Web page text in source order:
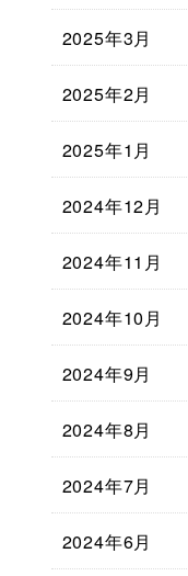
2025年3月
2025年2月
2025年1月
2024年12月
2024年11月
2024年10月
2024年9月
2024年8月
2024年7月
2024年6月